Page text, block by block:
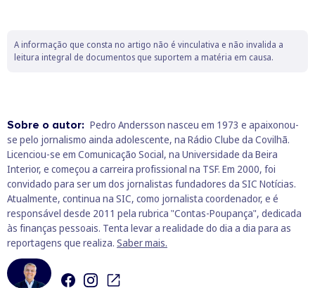
A informação que consta no artigo não é vinculativa e não invalida a
leitura integral de documentos que suportem a matéria em causa.
Sobre o autor: Pedro Andersson nasceu em 1973 e apaixonou-
se pelo jornalismo ainda adolescente, na Rádio Clube da Covilhã.
Licenciou-se em Comunicação Social, na Universidade da Beira
Interior, e começou a carreira profissional na TSF. Em 2000, foi
convidado para ser um dos jornalistas fundadores da SIC Notícias.
Atualmente, continua na SIC, como jornalista coordenador, e é
responsável desde 2011 pela rubrica "Contas-Poupança", dedicada
às finanças pessoais. Tenta levar a realidade do dia a dia para as
reportagens que realiza. Saber mais.